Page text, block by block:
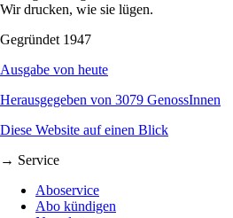
Wir drucken, wie sie lügen.
Gegründet 1947
Ausgabe von heute
Herausgegeben von 3079 GenossInnen
Diese Website auf einen Blick
→ Service
Aboservice
Abo kündigen